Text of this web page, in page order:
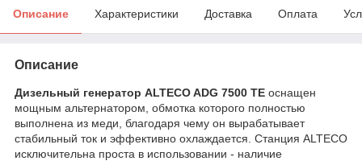
Описание Характеристики Доставка Оплата
Описание
Дизельный генератор ALTECO ADG 7500 TE оснащен
мощным альтернатором, обмотка которого полностью
выполнена из меди, благодаря чему он вырабатывает
стабильный ток и эффективно охлаждается. Станция ALTECO
исключительна проста в использовании - наличие